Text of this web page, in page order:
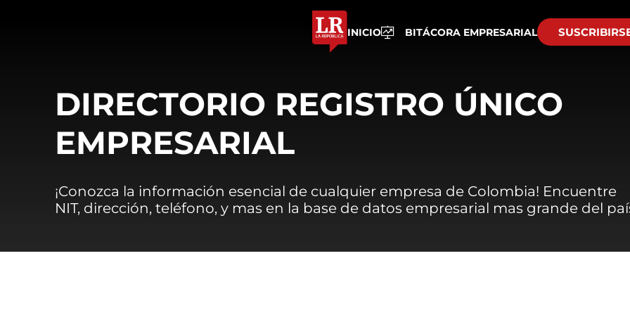
INICIO BITÁCORA EMPRESARIAL
DIRECTORIO REGISTRO ÚNICO
EMPRESARIAL
¡Conozca la información esencial de cualquier empresa de Colombia! Encuentre
NIT, dirección, teléfono, y mas en la base de datos empresarial mas grande del